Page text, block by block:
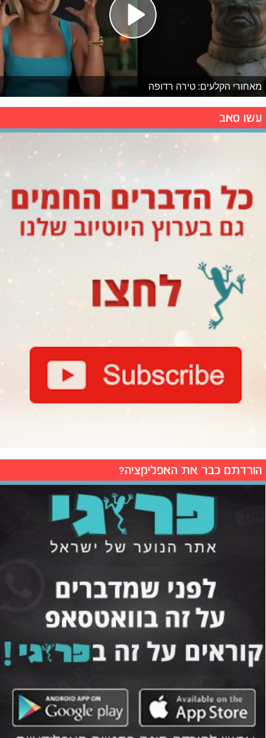
מאחורי הקלעים: טירה רדופה
עשו סאב
הורדתם כבר את האפליקציה?